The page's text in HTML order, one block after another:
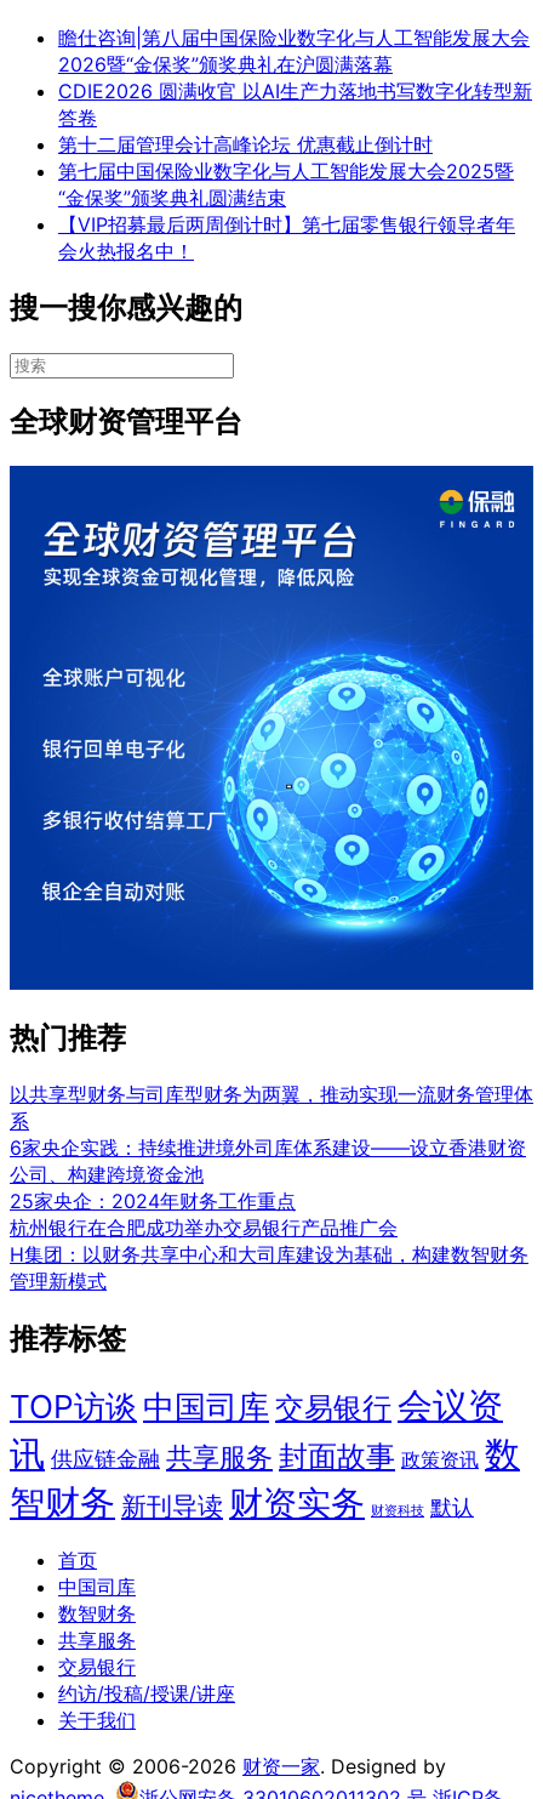
瞻仕咨询|第八届中国保险业数字化与人工智能发展大会
2026暨“金保奖”颁奖典礼在沪圆满落幕
CDIE2026 圆满收官 以AI生产力落地书写数字化转型新
答卷
第十二届管理会计高峰论坛 优惠截止倒计时
第七届中国保险业数字化与人工智能发展大会2025暨
“金保奖”颁奖典礼圆满结束
【VIP招募最后两周倒计时】第七届零售银行领导者年
会火热报名中！
搜一搜你感兴趣的
全球财资管理平台
热门推荐
以共享型财务与司库型财务为两翼，推动实现一流财务管理体
系
6家央企实践：持续推进境外司库体系建设——设立香港财资
公司、构建跨境资金池
25家央企：2024年财务工作重点
杭州银行在合肥成功举办交易银行产品推广会
H集团：以财务共享中心和大司库建设为基础，构建数智财务
管理新模式
推荐标签
TOP访谈 中国司库 交易银行会议资
讯 供应链金融 共享服务 封面故事 政策资讯 数
智财务 新刊导读 财资实务 财资科技 默认
首页
中国司库
数智财务
共享服务
交易银行
约访/投稿/授课/讲座
关于我们
Copyright © 2006-2026 财资一家. Designed by